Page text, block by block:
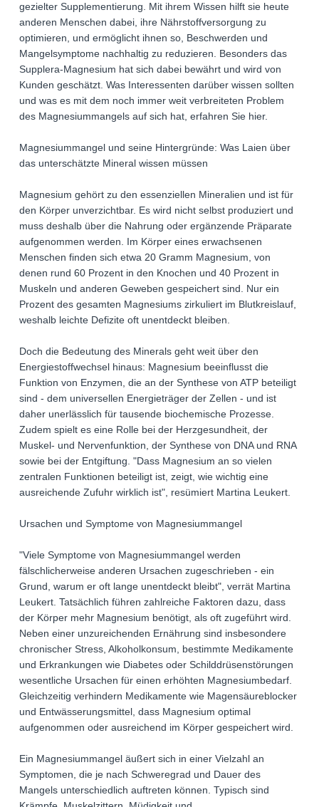
gezielter Supplementierung. Mit ihrem Wissen hilft sie heute
anderen Menschen dabei, ihre Nährstoffversorgung zu
optimieren, und ermöglicht ihnen so, Beschwerden und
Mangelsymptome nachhaltig zu reduzieren. Besonders das
Supplera-Magnesium hat sich dabei bewährt und wird von
Kunden geschätzt. Was Interessenten darüber wissen sollten
und was es mit dem noch immer weit verbreiteten Problem
des Magnesiummangels auf sich hat, erfahren Sie hier.
Magnesiummangel und seine Hintergründe: Was Laien über
das unterschätzte Mineral wissen müssen
Magnesium gehört zu den essenziellen Mineralien und ist für
den Körper unverzichtbar. Es wird nicht selbst produziert und
muss deshalb über die Nahrung oder ergänzende Präparate
aufgenommen werden. Im Körper eines erwachsenen
Menschen finden sich etwa 20 Gramm Magnesium, von
denen rund 60 Prozent in den Knochen und 40 Prozent in
Muskeln und anderen Geweben gespeichert sind. Nur ein
Prozent des gesamten Magnesiums zirkuliert im Blutkreislauf,
weshalb leichte Defizite oft unentdeckt bleiben.
Doch die Bedeutung des Minerals geht weit über den
Energiestoffwechsel hinaus: Magnesium beeinflusst die
Funktion von Enzymen, die an der Synthese von ATP beteiligt
sind - dem universellen Energieträger der Zellen - und ist
daher unerlässlich für tausende biochemische Prozesse.
Zudem spielt es eine Rolle bei der Herzgesundheit, der
Muskel- und Nervenfunktion, der Synthese von DNA und RNA
sowie bei der Entgiftung. "Dass Magnesium an so vielen
zentralen Funktionen beteiligt ist, zeigt, wie wichtig eine
ausreichende Zufuhr wirklich ist", resümiert Martina Leukert.
Ursachen und Symptome von Magnesiummangel
"Viele Symptome von Magnesiummangel werden
fälschlicherweise anderen Ursachen zugeschrieben - ein
Grund, warum er oft lange unentdeckt bleibt", verrät Martina
Leukert. Tatsächlich führen zahlreiche Faktoren dazu, dass
der Körper mehr Magnesium benötigt, als oft zugeführt wird.
Neben einer unzureichenden Ernährung sind insbesondere
chronischer Stress, Alkoholkonsum, bestimmte Medikamente
und Erkrankungen wie Diabetes oder Schilddrüsenstörungen
wesentliche Ursachen für einen erhöhten Magnesiumbedarf.
Gleichzeitig verhindern Medikamente wie Magensäureblocker
und Entwässerungsmittel, dass Magnesium optimal
aufgenommen oder ausreichend im Körper gespeichert wird.
Ein Magnesiummangel äußert sich in einer Vielzahl an
Symptomen, die je nach Schweregrad und Dauer des
Mangels unterschiedlich auftreten können. Typisch sind